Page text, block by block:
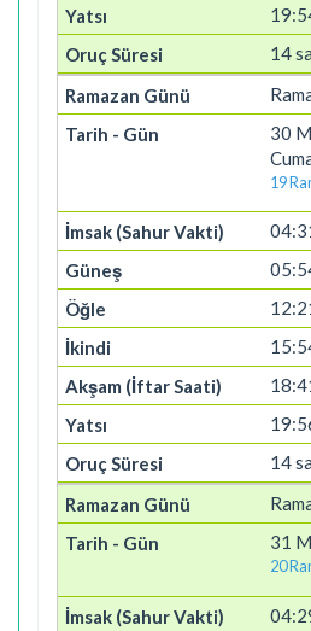
14
30
19
14
31
20